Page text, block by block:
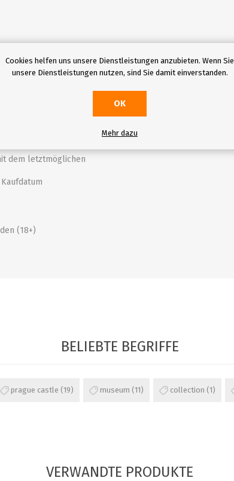
im Lobkowicz-
dem letztmöglichen
(18+)
BELIEBTE BEGRIFFE
prague castle (19) museum (11) collection (1)
VERWANDTE PRODUKTE
Cookies helfen uns unsere Dienstleistungen anzubieten. Wenn Sie
unsere Dienstleistungen nutzen, sind Sie damit einverstanden.
OK
Mehr dazu